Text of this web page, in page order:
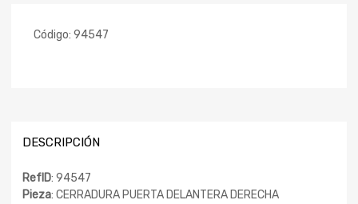
Código: 94547
DESCRIPCIÓN
RefID: 94547
Pieza: CERRADURA PUERTA DELANTERA DERECHA